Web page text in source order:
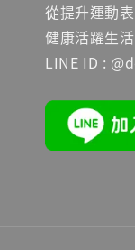
從提升運動
健康活躍生
LINE ID :